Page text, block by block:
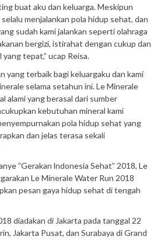
buat aku dan keluarga. Meskipun
menjalankan pola hidup sehat, dan
sudah kami jalankan seperti olahraga
bergizi, istirahat dengan cukup dan
tepat,” ucap Reisa.
yang terbaik bagi keluargaku dan kami
selama setahun ini. Le Minerale
alami yang berasal dari sumber
kebutuhan mineral kami
pola hidup sehat yang
dan jelas terasa sekali
”Gerakan lndonesia Sehat” 2018, Le
Le Minerale Water Run 2018
pesan gaya hidup sehat di tengah
diadakan di Jakarta pada tanggal 22
Jakarta Pusat, dan Surabaya di Grand